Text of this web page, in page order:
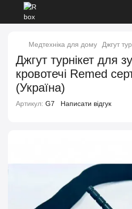
Медтехніка для дому Джгут
Джгут турнікет для
кровотечі Remed
(Україна)
Артикул: G7 Написати відгук